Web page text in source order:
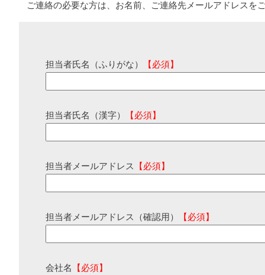
ご連絡の必要な方は、お名前、ご連絡先メールアドレスを
担当者氏名（ふりがな） 【必須】
担当者氏名（漢字） 【必須】
担当者メールアドレス 【必須】
担当者メールアドレス（確認用） 【必須】
会社名 【必須】